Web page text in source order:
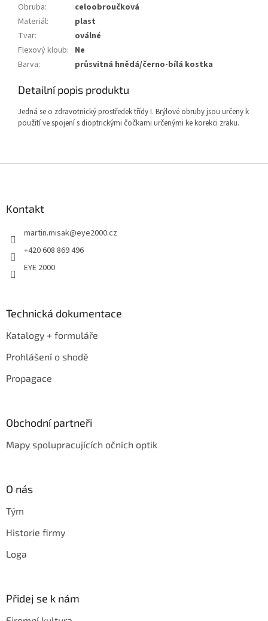
Obruba:
celoobroučková
Materiál:
plast
Tvar:
oválné
Flexový kloub: Ne
Barva: průsvitná hnědá/černo-bílá kostka
Detailní popis produktu
Jedná se o zdravotnický prostředek třídy I. Brýlové obruby jsou určeny k
použití ve spojení s dioptrickými čočkami určenými ke korekci zraku.
Kontakt
martin.misak@eye2000.cz
+420 608 869 496
EYE 2000
Technická dokumentace
Katalogy + formuláře
Prohlášení o shodě
Propagace
Obchodní partneři
Mapy spolupracujících očních optik
O nás
Tým
Historie firmy
Loga
Přidej se k nám